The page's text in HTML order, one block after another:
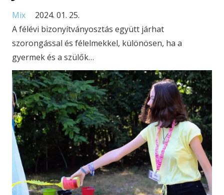
Mix
2024. 01. 25.
A félévi bizonyítványosztás együtt járhat
szorongással és félelmekkel, különösen, ha a
gyermek és a szülők…